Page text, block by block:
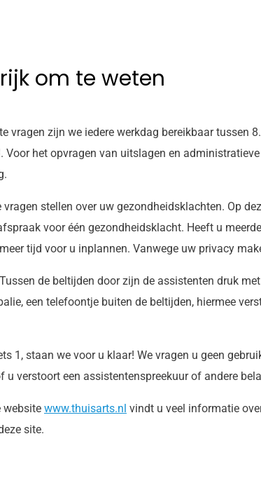
om te weten
vragen zijn we iedere werkdag bereikbaar tussen
het opvragen van uitslagen en
stellen over uw gezondheidsklachten. Op
voor één gezondheidsklacht. Heeft u
tijd voor u inplannen. Vanwege uw privacy
de beltijden door zijn de assistenten druk
een telefoontje buiten de beltijden, hiermee
1, staan we voor u klaar! We vragen u geen
verstoort een assistentenspreekuur of andere
website www.thuisarts.nl vindt u veel informatie
site.